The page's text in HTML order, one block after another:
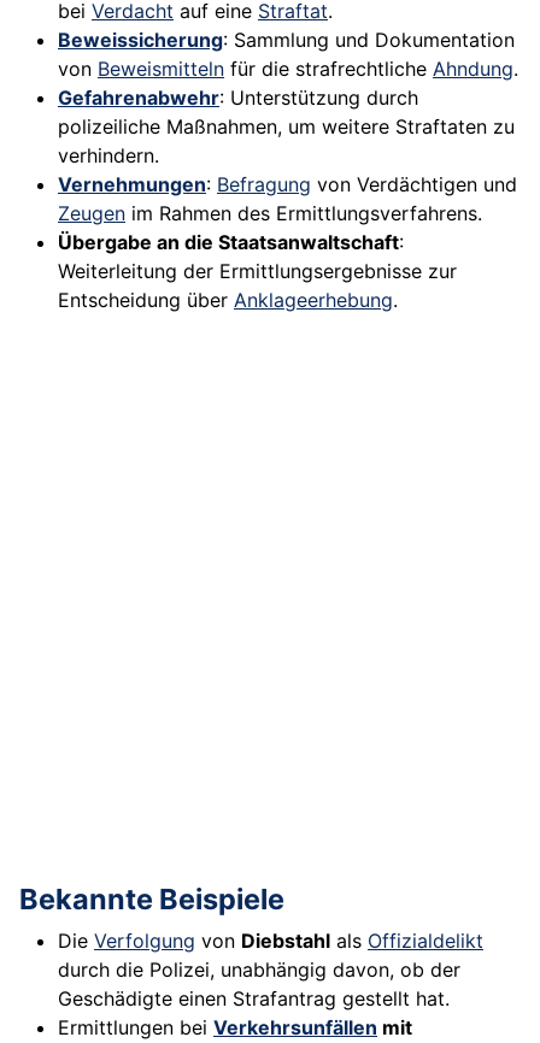
bei Verdacht auf eine Straftat.
Beweissicherung: Sammlung und Dokumentation
von Beweismitteln für die strafrechtliche Ahndung.
Gefahrenabwehr: Unterstützung durch
polizeiliche Maßnahmen, um weitere Straftaten zu
verhindern.
Vernehmungen: Befragung von Verdächtigen und
Zeugen im Rahmen des Ermittlungsverfahrens.
Übergabe an die Staatsanwaltschaft:
Weiterleitung der Ermittlungsergebnisse zur
Entscheidung über Anklageerhebung.
Bekannte Beispiele
Die Verfolgung von Diebstahl als Offizialdelikt
durch die Polizei, unabhängig davon, ob der
Geschädigte einen Strafantrag gestellt hat.
Ermittlungen bei Verkehrsunfällen mit